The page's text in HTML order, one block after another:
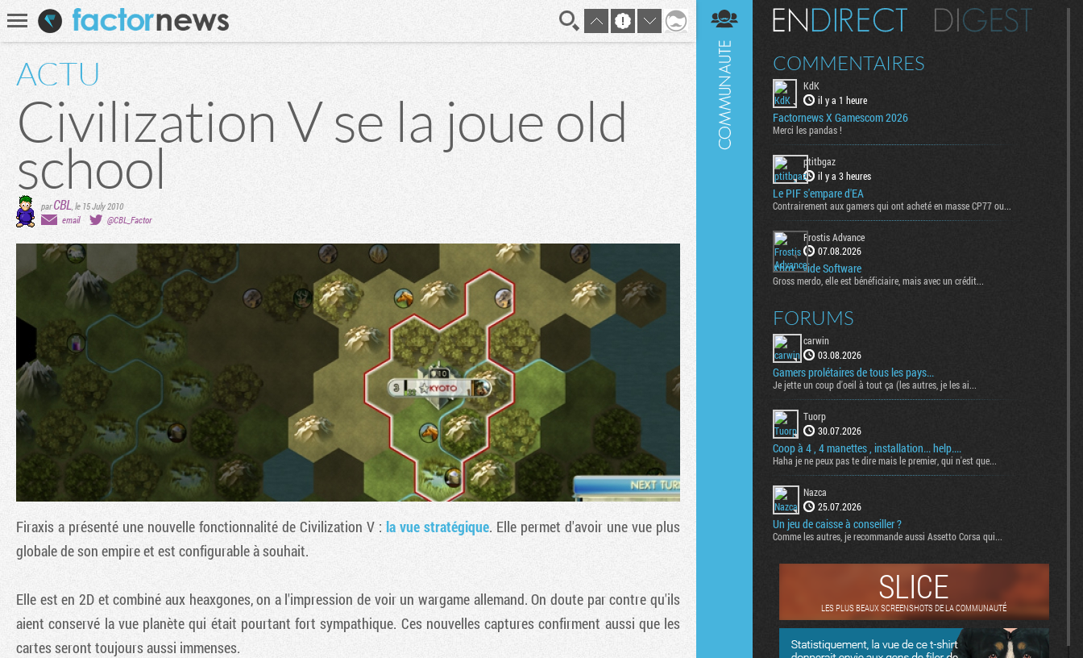
Recherche
ACTU
Civilization V se la joue old
school
parCBL le 15 July 2010
email
@CBL_Factor
Firaxis a présenté une nouvelle fonctionnalité de Civilization V : la vue stratégique. Elle permet d'avoir une vue plus
globale de son empire et est configurable à souhait.
Elle est en 2D et combiné aux heaxgones, on a l'impression de voir un wargame allemand. On doute par contre qu'ils
aient conservé la vue planète qui était pourtant fort sympathique. Ces nouvelles captures confirment aussi que les
cartes seront toujours aussi immenses.
En direct Digest
COMMENTAIRES
KdK
il y a 1 heure
Factornews X Gamescom 2026
Merci les pandas !
ptitbgaz
il y a 3 heures
Le PIF s'empare d'EA
Contrairement aux gamers qui ont acheté en masse CP77 ou...
Frostis Advance
07.08.2026
Xbox : vide Software
Gross merdo, elle est bénéficiaire, mais avec un crédit...
FORUMS
carwin
03.08.2026
Gamers prolétaires de tous les pays...
Je jette un coup d'oeil à tout ça (les autres, je les ai...
Tuorp
30.07.2026
Coop à 4 , 4 manettes , installation... help....
Haha je ne peux pas te dire mais le premier, qui n'est que...
Nazca
25.07.2026
Un jeu de caisse à conseiller ?
Comme les autres, je recommande aussi Assetto Corsa qui...
SLICE
LES PLUS BEAUX SCREENSHOTS DE LA COMMUNAUTÉ